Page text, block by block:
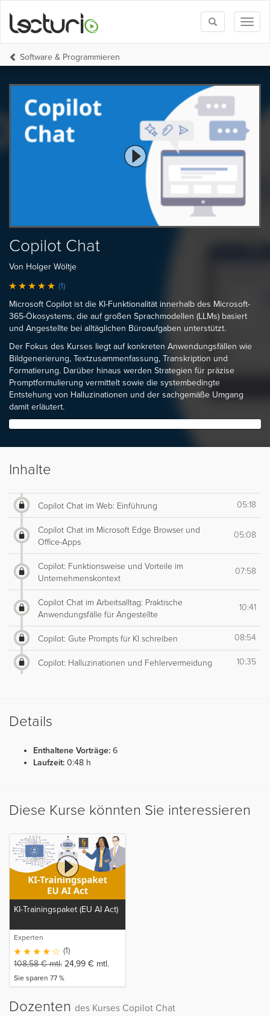
Toggle
search
Software & Programmieren
Copilot Chat
Von Holger Wöltje
(1)
Microsoft Copilot ist die KI-Funktionalität innerhalb des Microsoft-
365-Ökosystems, die auf großen Sprachmodellen (LLMs) basiert
und Angestellte bei alltäglichen Büroaufgaben unterstützt.
Der Fokus des Kurses liegt auf konkreten Anwendungsfällen wie
Bildgenerierung, Textzusammenfassung, Transkription und
Formatierung. Darüber hinaus werden Strategien für präzise
Promptformulierung vermittelt sowie die systembedingte
Entstehung von Halluzinationen und der sachgemäße Umgang
damit erläutert.
Inhalte
Copilot Chat im Web: Einführung 05:18
Copilot Chat im Microsoft Edge Browser und
Office-Apps
05:08
Copilot: Funktionsweise und Vorteile im
Unternehmenskontext
07:58
Copilot Chat im Arbeitsalltag: Praktische
Anwendungsfälle für Angestellte
10:41
Copilot: Gute Prompts für KI schreiben 08:54
Copilot: Halluzinationen und Fehlervermeidung 10:35
Details
Enthaltene Vorträge: 6
Laufzeit: 0:48 h
Diese Kurse könnten Sie interessieren
KI-Trainingspaket (EU AI Act)
Experten
(1)
108,58€mtl. 24,99 € mtl.
Sie sparen 77 %
Dozenten des Kurses Copilot Chat